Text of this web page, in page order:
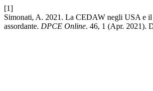
[1]
Simonati, A. 2021. La CEDAW negli USA e
assordante. DPCE Online. 46, 1 (Apr. 2021).